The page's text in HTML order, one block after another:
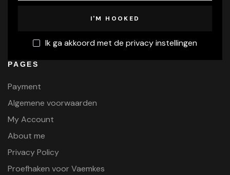
Ik ga akkoord met de privacy instellingen
PAGES
Payment
Algemene voorwaarden
My Account
About me
Privacy Policy
Proefhaken voor Vaemkes